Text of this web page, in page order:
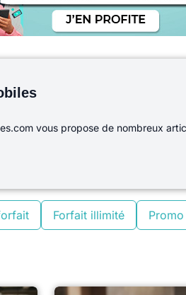
vous propose de nombreux
Forfait illimité